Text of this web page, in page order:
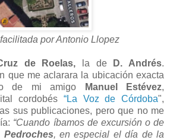
por Antonio Llopez
de Roelas, la deD. Andrés.
que me aclarara la ubicación exacta
de mi amigo
Manuel Estévez,
cordobés “La Voz de Córdoba",
sus publicaciones, pero que no me
“Cuando íbamos de excursión o de
Pedroches, en especial el día de la